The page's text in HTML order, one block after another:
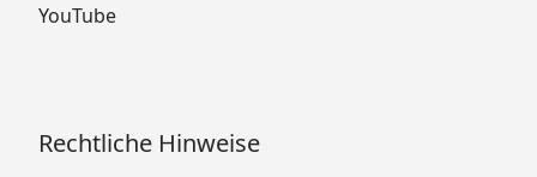
YouTube
Rechtliche Hinweise